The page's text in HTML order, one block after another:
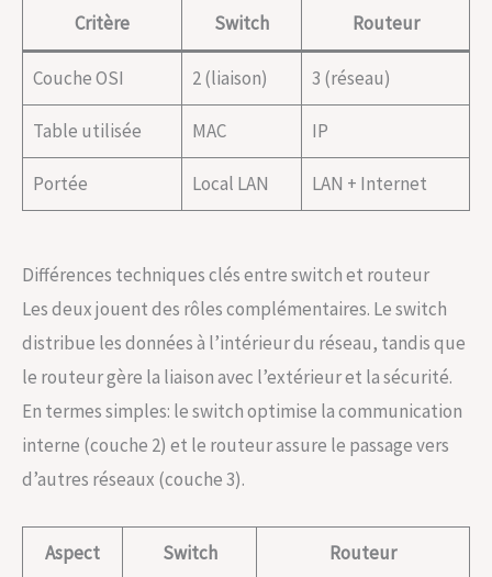
Critère Switch Routeur
Couche OSI 2 (liaison) 3 (réseau)
Table utilisée MAC IP
Portée Local LAN LAN + Internet
Différences techniques clés entre switch et routeur
Les deux jouent des rôles complémentaires. Le switch
distribue les données à l’intérieur du réseau, tandis que
le routeur gère la liaison avec l’extérieur et la sécurité.
En termes simples: le switch optimise la communication
interne (couche 2) et le routeur assure le passage vers
d’autres réseaux (couche 3).
Aspect Switch Routeur